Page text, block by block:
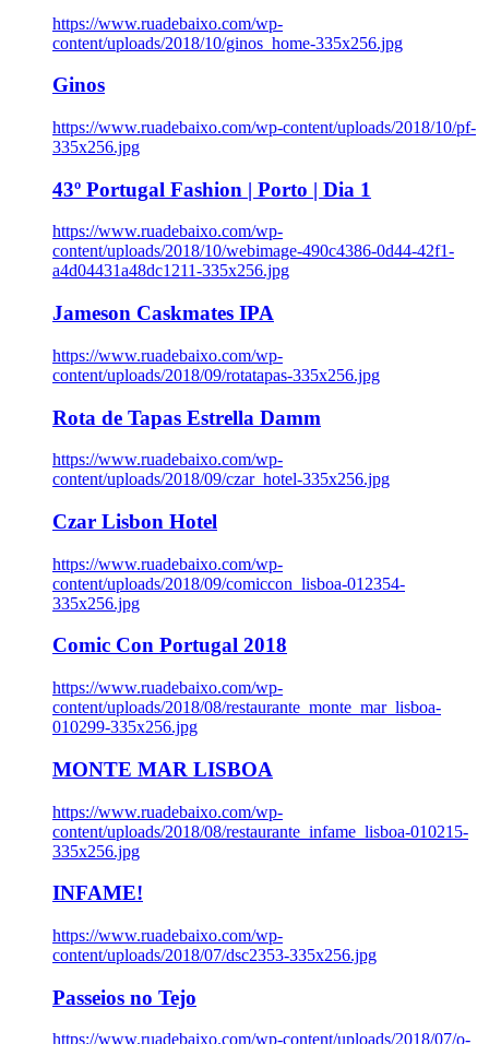
https://www.ruadebaixo.com/wp-
content/uploads/2018/10/ginos_home-335x256.jpg
Ginos
https://www.ruadebaixo.com/wp-content/uploads/2018/10/pf-
335x256.jpg
43º Portugal Fashion | Porto | Dia 1
https://www.ruadebaixo.com/wp-
content/uploads/2018/10/webimage-490c4386-0d44-42f1-
a4d04431a48dc1211-335x256.jpg
Jameson Caskmates IPA
https://www.ruadebaixo.com/wp-
content/uploads/2018/09/rotatapas-335x256.jpg
Rota de Tapas Estrella Damm
https://www.ruadebaixo.com/wp-
content/uploads/2018/09/czar_hotel-335x256.jpg
Czar Lisbon Hotel
https://www.ruadebaixo.com/wp-
content/uploads/2018/09/comiccon_lisboa-012354-
335x256.jpg
Comic Con Portugal 2018
https://www.ruadebaixo.com/wp-
content/uploads/2018/08/restaurante_monte_mar_lisboa-
010299-335x256.jpg
MONTE MAR LISBOA
https://www.ruadebaixo.com/wp-
content/uploads/2018/08/restaurante_infame_lisboa-010215-
335x256.jpg
INFAME!
https://www.ruadebaixo.com/wp-
content/uploads/2018/07/dsc2353-335x256.jpg
Passeios no Tejo
https://www.ruadebaixo.com/wp-content/uploads/2018/07/o-